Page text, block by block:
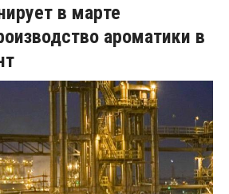
в марте
ароматики в